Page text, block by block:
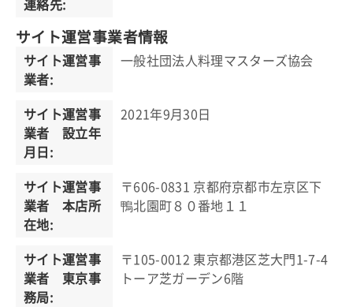
連絡先:
サイト運営事業者情報
サイト運営事
業者:
一般社団法人料理マスターズ協会
サイト運営事
業者 設立年
月日:
2021年9月30日
サイト運営事
業者 本店所
在地:
〒606-0831 京都府京都市左京区下
鴨北園町８０番地１１
サイト運営事
業者 東京事
務局:
〒105-0012 東京都港区芝大門1-7-4
トーア芝ガーデン6階